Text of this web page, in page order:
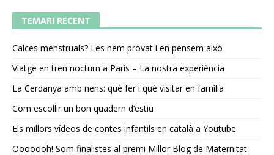
TEMARI RECENT
Calces menstruals? Les hem provat i en pensem això
Viatge en tren nocturn a París – La nostra experiència
La Cerdanya amb nens: què fer i què visitar en família
Com escollir un bon quadern d’estiu
Els millors vídeos de contes infantils en català a Youtube
Ooooooh! Som finalistes al premi Millor Blog de Maternitat